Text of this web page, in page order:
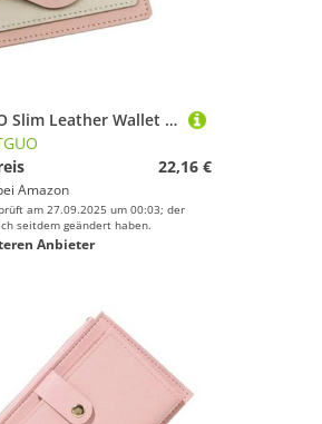
ERHTGUO Slim Leather Wallet Business Credit Card Holder Short Purse ID Candy Color Bank Multi Slot Case(Pink)
22,16 €
Amazon
am 27.09.2025 um 00:03; der
seitdem geändert haben.
Anbieter